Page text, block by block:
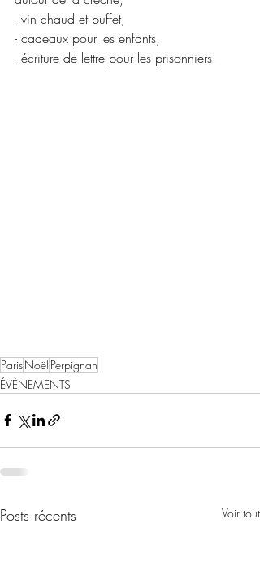
- vin chaud et buffet,
- cadeaux pour les enfants,
- écriture de lettre pour les prisonniers.
ParisNoël Perpignan
ÉVÈNEMENTS
Posts récents Voir tout